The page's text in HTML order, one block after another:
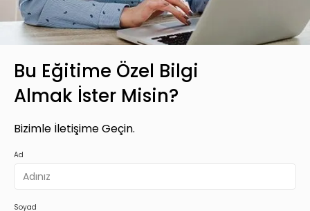
Bu Eğitime Özel Bilgi
Almak İster Misin?
Bizimle İletişime Geçin.
Ad
Soyad